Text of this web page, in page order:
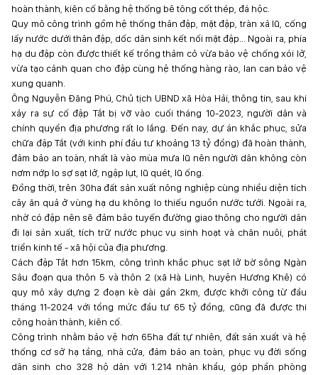
hoàn thành, kiên cố bằng hệ thống bê tông cốt thép, đá hộc.
Quy mô công trình gồm hệ thống thân đập, mặt đập, tràn xả lũ, cống
lấy nước dưới thân đập, dốc dân sinh kết nối mặt đập... Ngoài ra, phía
hạ du đập còn được thiết kế trồng thảm cỏ vừa bảo vệ chống xói lở,
vừa tạo cảnh quan cho đập cùng hệ thống hàng rào, lan can bảo vệ
xung quanh.
Ông Nguyễn Đăng Phú, Chủ tịch UBND xã Hòa Hải, thông tin, sau khi
xảy ra sự cố đập Tắt bị vỡ vào cuối tháng 10-2023, người dân và
chính quyền địa phương rất lo lắng. Đến nay, dự án khắc phục, sửa
chữa đập Tắt (với kinh phí đầu tư khoảng 13 tỷ đồng) đã hoàn thành,
đảm bảo an toàn, nhất là vào mùa mưa lũ nên người dân không còn
nơm nớp lo sợ sạt lở, ngập lụt, lũ quét, lũ ống.
Đồng thời, trên 30ha đất sản xuất nông nghiệp cùng nhiều diện tích
cây ăn quả ở vùng hạ du không lo thiếu nguồn nước tưới. Ngoài ra,
nhờ có đập nên sẽ đảm bảo tuyến đường giao thông cho người dân
đi lại sản xuất, tích trữ nước phục vụ sinh hoạt và chăn nuôi, phát
triển kinh tế - xã hội của địa phương.
Cách đập Tắt hơn 15km, công trình khắc phục sạt lở bờ sông Ngàn
Sâu đoạn qua thôn 5 và thôn 2 (xã Hà Linh, huyện Hương Khê) có
quy mô xây dựng 2 đoạn kè dài gần 2km, được khởi công từ đầu
tháng 11-2024 với tổng mức đầu tư 65 tỷ đồng, cũng đã được thi
công hoàn thành, kiên cố.
Công trình nhằm bảo vệ hơn 65ha đất tự nhiên, đất sản xuất và hệ
thống cơ sở hạ tầng, nhà cửa, đảm bảo an toàn, phục vụ đời sống
dân sinh cho 328 hộ dân với 1.214 nhân khẩu, góp phần phòng